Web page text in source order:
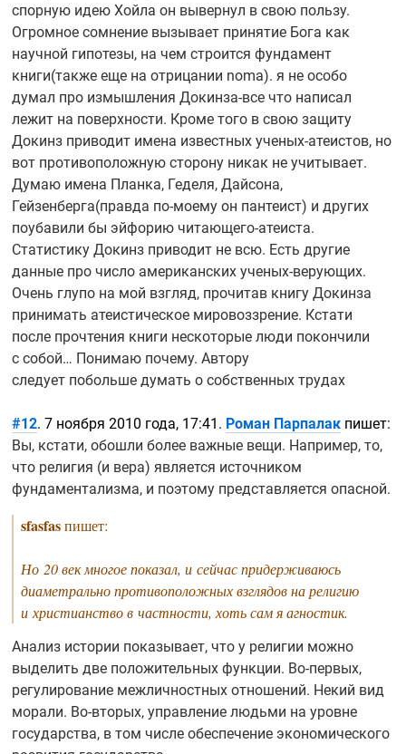
спорную идею Хойла он вывернул в свою пользу.
Огромное сомнение вызывает принятие Бога как
научной гипотезы, на чем строится фундамент
книги(также еще на отрицании noma). я не особо
думал про измышленияДокинза-все что написал
лежит на поверхности. Кроме того в свою защиту
Докинз приводит имена известныхученых-атеистов, но
вот противоположную сторону никак не учитывает.
Думаю имена Планка, Геделя, Дайсона,
Гейзенберга(правда по-моему он пантеист) и других
поубавили бы эйфориючитающего-атеиста.
Статистику Докинз приводит не всю. Есть другие
данные про число американскихученых-верующих.
Очень глупо на мой взгляд, прочитав книгу Докинза
принимать атеистическое мировоззрение. Кстати
после прочтения книги нескоторые люди покончили
с собой… Понимаю почему. Автору
следует побольше думать о собственных трудах
#12. 7 ноября 2010 года, 17:41. Роман Парпалак пишет:
Вы, кстати, обошли более важные вещи. Например, то,
что религия (и вера) является источником
фундаментализма, и поэтому представляется опасной.
sfasfasпишет:
Но 20 век многое показал, и сейчас придерживаюсь
диаметрально противоположных взглядов на религию
и христианство в частности, хоть сам я агностик.
Анализ истории показывает, что у религии можно
выделить две положительных функции. Во-первых,
регулирование межличностных отношений. Некий вид
морали. Во-вторых, управление людьми на уровне
государства, в том числе обеспечение экономического